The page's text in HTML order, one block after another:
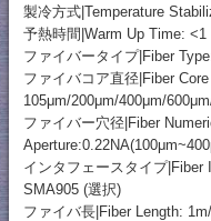
製冷方式|Temperature
予熱時間|Warm Up Time: <1
ファイバータイプ|Fiber
ファイバコア直径|Fiber
105μm/200μm/400μm/
ファイバー穴径|Fiber
インタフェースタイプ|Fiber
SMA905 (選択)
ファイバ長|Fiber Length: